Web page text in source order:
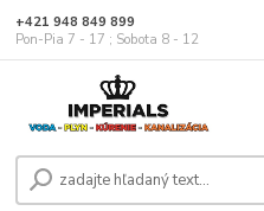
+421 948 849 899
Pon-Pia 7 - 17 ; Sobota 8 - 12